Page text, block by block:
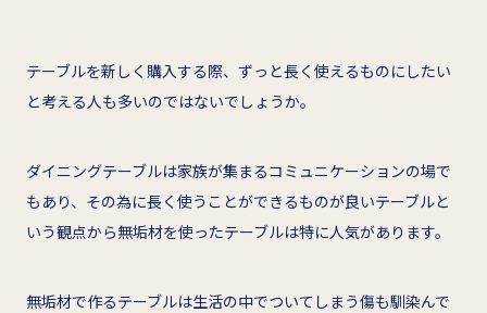
テーブルを新しく購入する際、ずっと長く使えるものにしたい
と考える人も多いのではないでしょうか。
ダイニングテーブルは家族が集まるコミュニケーションの場で
もあり、その為に長く使うことができるものが良いテーブルと
いう観点から無垢材を使ったテーブルは特に人気があります。
無垢材で作るテーブルは生活の中でついてしまう傷も馴染んで